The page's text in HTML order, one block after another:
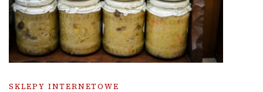
SKLEPY INTERNETOWE